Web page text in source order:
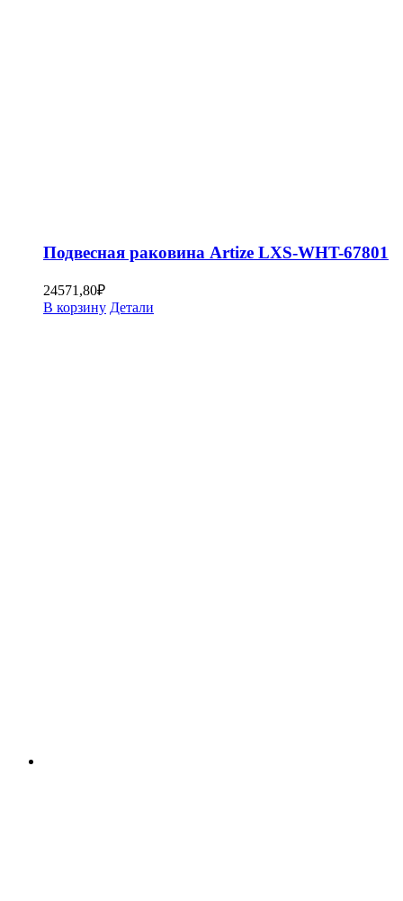
Подвесная раковина Artize LXS-WHT-67801
24571,80₽
В корзину Детали